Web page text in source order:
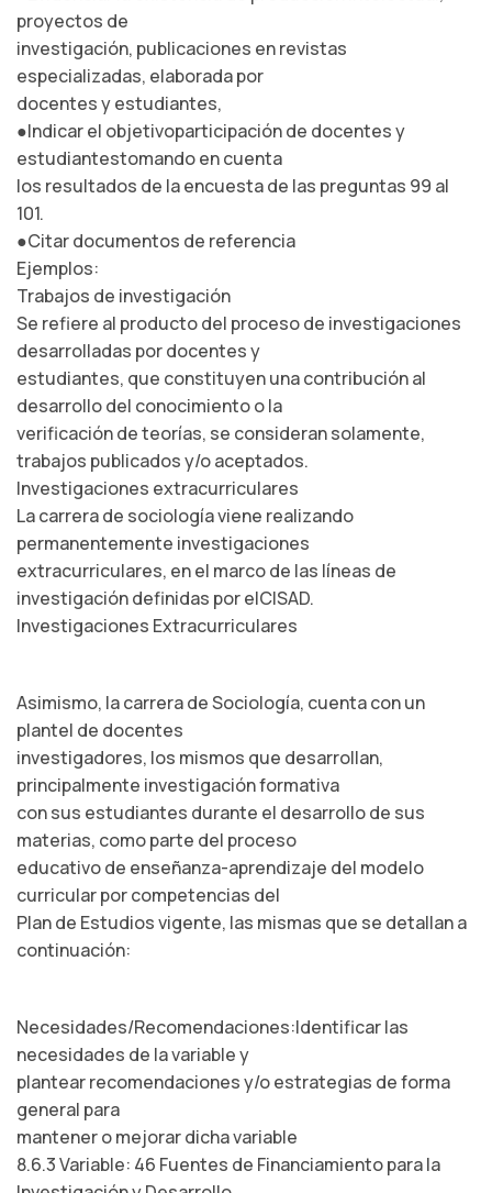
proyectos de
investigación, publicaciones en revistas
especializadas, elaborada por
docentes y estudiantes,
●Indicar el objetivoparticipación de docentes y
estudiantestomando en cuenta
los resultados de la encuesta de las preguntas 99 al
101.
●Citar documentos de referencia
Ejemplos:
Trabajos de investigación
Se refiere al producto del proceso de investigaciones
desarrolladas por docentes y
estudiantes, que constituyen una contribución al
desarrollo del conocimiento o la
verificación de teorías, se consideran solamente,
trabajos publicados y/o aceptados.
Investigaciones extracurriculares
La carrera de sociología viene realizando
permanentemente investigaciones
extracurriculares, en el marco de las líneas de
investigación definidas por elCISAD.
Investigaciones Extracurriculares
Asimismo, la carrera de Sociología, cuenta con un
plantel de docentes
investigadores, los mismos que desarrollan,
principalmente investigación formativa
con sus estudiantes durante el desarrollo de sus
materias, como parte del proceso
educativo de enseñanza-aprendizaje del modelo
curricular por competencias del
Plan de Estudios vigente, las mismas que se detallan a
continuación:
Necesidades/Recomendaciones:Identificar las
necesidades de la variable y
plantear recomendaciones y/o estrategias de forma
general para
mantener o mejorar dicha variable
8.6.3 Variable: 46 Fuentes de Financiamiento para la